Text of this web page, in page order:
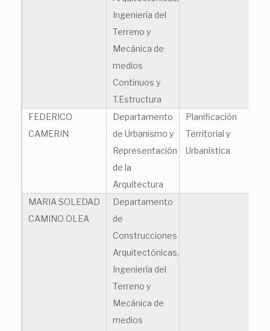
Ingeniería del
Terreno y
Mecánica de
medios
Continuos y
T.Estructura
FEDERICO
CAMERIN
Departamento
de Urbanismo y
Representación
de la
Arquitectura
Planificación
Territorial y
Urbanística
MARIA SOLEDAD
CAMINO OLEA
Departamento
de
Construcciones
Arquitectónicas,
Ingeniería del
Terreno y
Mecánica de
medios